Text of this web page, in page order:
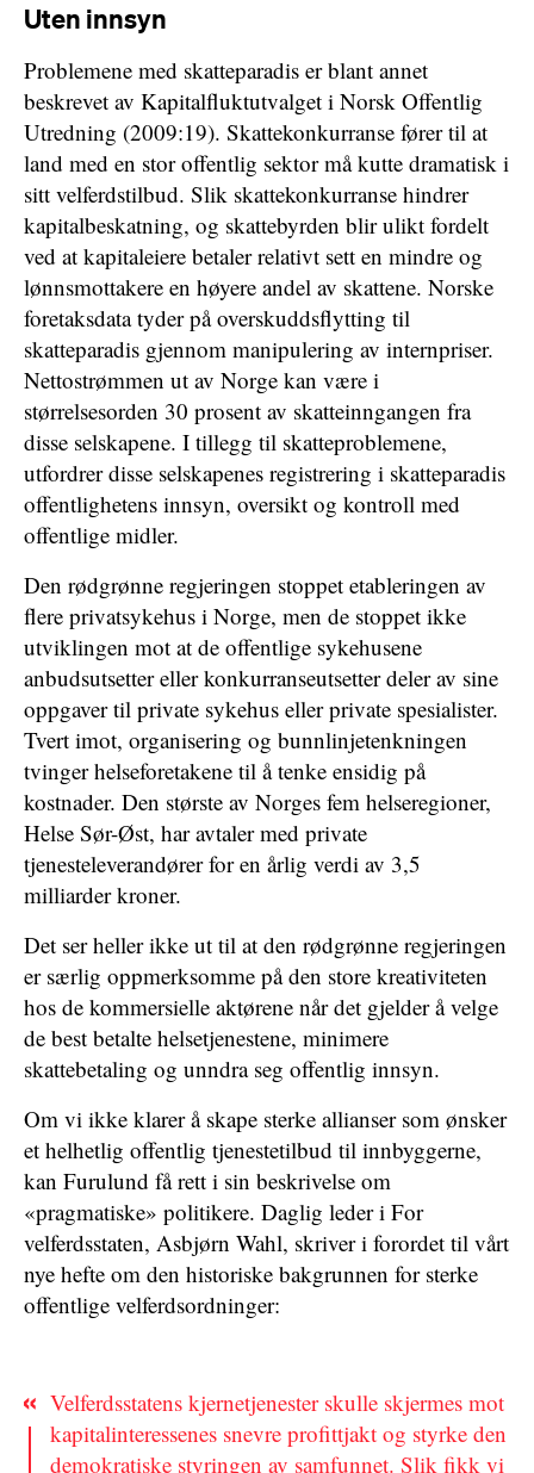
Uten innsyn
Problemene med skatteparadis er blant annet
beskrevet av Kapitalfluktutvalget i Norsk Offentlig
Utredning (2009:19). Skattekonkurranse fører til at
land med en stor offentlig sektor må kutte dramatisk i
sitt velferdstilbud. Slik skattekonkurranse hindrer
kapitalbeskatning, og skattebyrden blir ulikt fordelt
ved at kapitaleiere betaler relativt sett en mindre og
lønnsmottakere en høyere andel av skattene. Norske
foretaksdata tyder på overskuddsflytting til
skatteparadis gjennom manipulering av internpriser.
Nettostrømmen ut av Norge kan være i
størrelsesorden 30 prosent av skatteinngangen fra
disse selskapene. I tillegg til skatteproblemene,
utfordrer disse selskapenes registrering i skatteparadis
offentlighetens innsyn, oversikt og kontroll med
offentlige midler.
Den rødgrønne regjeringen stoppet etableringen av
flere privatsykehus i Norge, men de stoppet ikke
utviklingen mot at de offentlige sykehusene
anbudsutsetter eller konkurranseutsetter deler av sine
oppgaver til private sykehus eller private spesialister.
Tvert imot, organisering og bunnlinjetenkningen
tvinger helseforetakene til å tenke ensidig på
kostnader. Den største av Norges fem helseregioner,
Helse Sør-Øst, har avtaler med private
tjenesteleverandører for en årlig verdi av 3,5
milliarder kroner.
Det ser heller ikke ut til at den rødgrønne regjeringen
er særlig oppmerksomme på den store kreativiteten
hos de kommersielle aktørene når det gjelder å velge
de best betalte helsetjenestene, minimere
skattebetaling og unndra seg offentlig innsyn.
Om vi ikke klarer å skape sterke allianser som ønsker
et helhetlig offentlig tjenestetilbud til innbyggerne,
kan Furulund få rett i sin beskrivelse om
«pragmatiske» politikere. Daglig leder i For
velferdsstaten, Asbjørn Wahl, skriver i forordet til vårt
nye hefte om den historiske bakgrunnen for sterke
offentlige velferdsordninger:
Velferdsstatens kjernetjenester skulle skjermes mot
kapitalinteressenes snevre profittjakt og styrke den
demokratiske styringen av samfunnet. Slik fikk vi